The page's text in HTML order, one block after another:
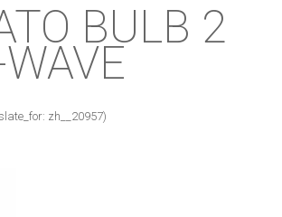
BULB 2
zh__20957)